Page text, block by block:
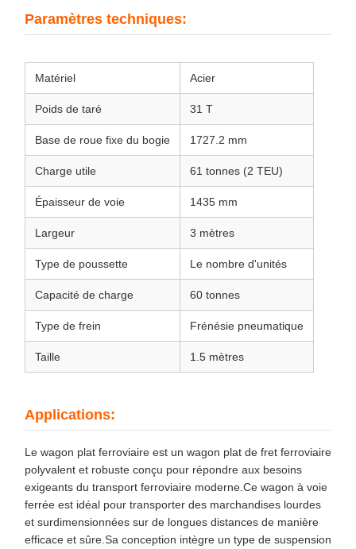
Paramètres techniques:
Matériel Acier
Poids de taré 31 T
Base de roue fixe du bogie 1727.2 mm
Charge utile 61 tonnes (2 TEU)
Épaisseur de voie 1435 mm
Largeur 3 mètres
Type de poussette Le nombre d'unités
Capacité de charge 60 tonnes
Type de frein Frénésie pneumatique
Taille 1.5 mètres
Applications:
Le wagon plat ferroviaire est un wagon plat de fret ferroviaire
polyvalent et robuste conçu pour répondre aux besoins
exigeants du transport ferroviaire moderne.Ce wagon à voie
ferrée est idéal pour transporter des marchandises lourdes
et surdimensionnées sur de longues distances de manière
efficace et sûre.Sa conception intègre un type de suspension